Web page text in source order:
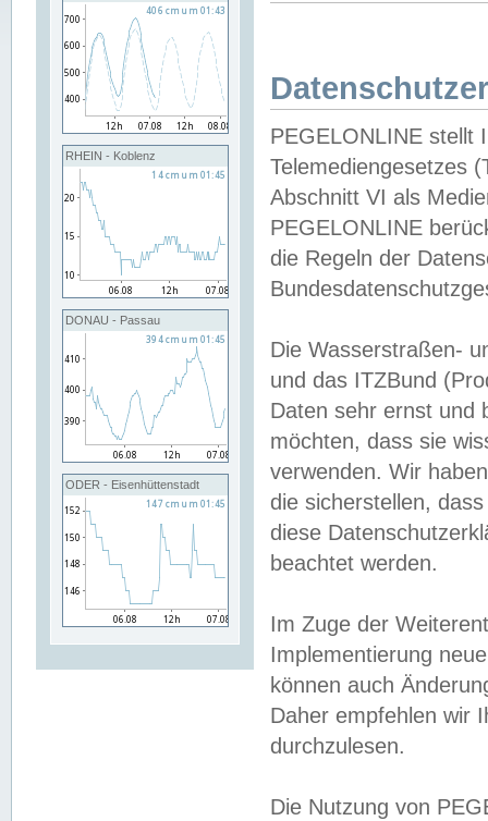
RHEIN - Koblenz
DONAU - Passau
ODER - Eisenhüttenstadt
PEGELONLINE stellt
Telemediengesetzes
Abschnitt VI als
PEGELONLINE
die Regeln der
Die Wasserstraßen-
und das ITZBund
Daten sehr ernst und
möchten, dass sie
verwenden. Wir
die sicherstellen,
diese
beachtet werden.
Im Zuge der
Implementierung
können auch
Daher empfehlen wir
durchzulesen.
Die Nutzung von